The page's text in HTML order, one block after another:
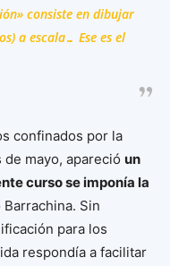
consiste en dibujar
a escala… Ese es el
confinados por la
mayo, apareció un
curso se imponía la
Barrachina. Sin
para los
respondía a facilitar